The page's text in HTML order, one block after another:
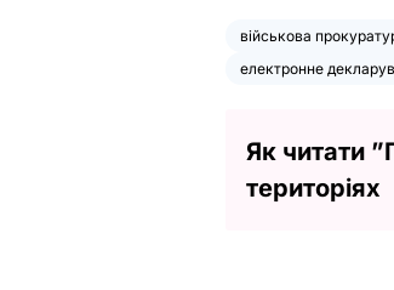
військова
електронне
Як читати
територіях